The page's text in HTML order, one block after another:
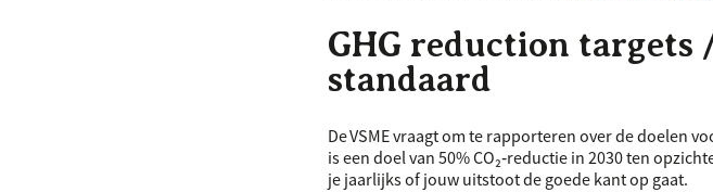
GHG reduction targets
standaard
DeVSMEvraagt om te rapporteren over de doelen
is een doel van 50% CO₂‑reductie in 2030 ten
je jaarlijks of jouw uitstoot de goede kant op gaat.